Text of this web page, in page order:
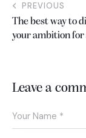
PREVIOUS
The best way to
your ambition for
Leave a